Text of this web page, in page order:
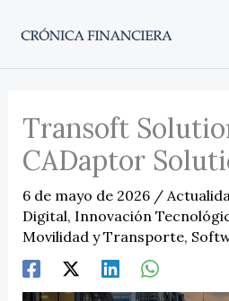
Transoft
CADaptor
6 de mayo de 2026 /
Digital, Innovación
Movilidad y Transporte,